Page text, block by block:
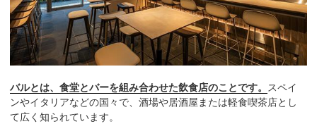
バルとは、食堂とバーを組み合わせた飲食店のことです。 スペイ
ンやイタリアなどの国々で、酒場や居酒屋または軽食喫茶店とし
て広く知られています。